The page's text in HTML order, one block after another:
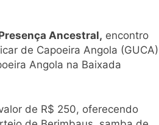
Ancestral, encontro
de Capoeira Angola (GUCA)
Angola na Baixada
de R$ 250, oferecendo